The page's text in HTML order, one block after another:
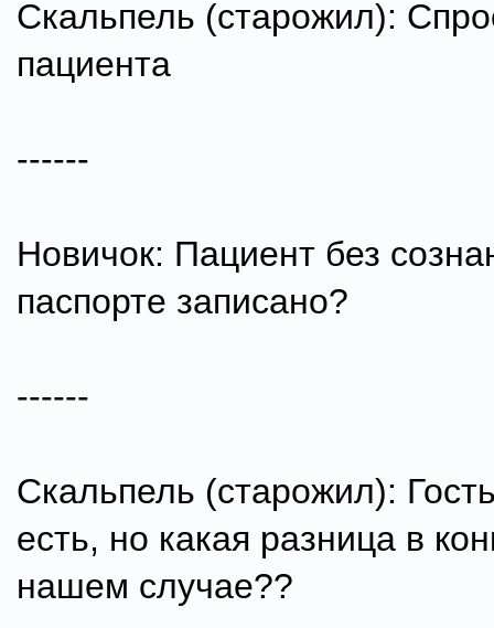
Скальпель (старожил):
пациента
------
Новичок: Пациент без
паспорте записано?
------
Скальпель (старожил):
есть, но какая разница в
нашем случае??